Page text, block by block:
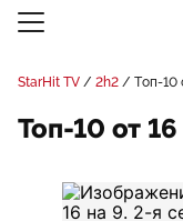
StarHit TV 2h2 Топ-10
Топ-10 от